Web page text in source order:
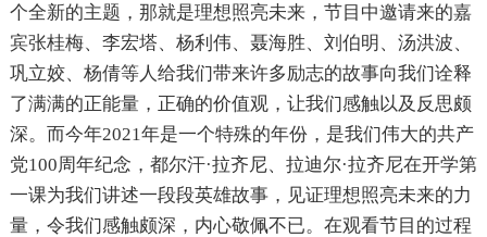
个全新的主题，那就是理想照亮未来，节目中邀请来的嘉
宾张桂梅、李宏塔、杨利伟、聂海胜、刘伯明、汤洪波、
巩立姣、杨倩等人给我们带来许多励志的故事向我们诠释
了满满的正能量，正确的价值观，让我们感触以及反思颇
深。而今年2021年是一个特殊的年份，是我们伟大的共产
党100周年纪念，都尔汗·拉齐尼、拉迪尔·拉齐尼在开学第
一课为我们讲述一段段英雄故事，见证理想照亮未来的力
量，令我们感触颇深，内心敬佩不已。在观看节目的过程